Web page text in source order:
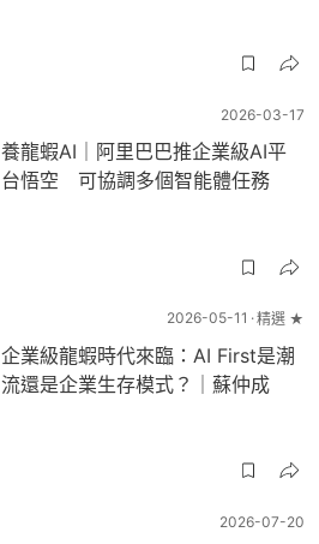
2026-03-17
養龍蝦AI｜阿里巴巴推企業級AI平
台悟空 可協調多個智能體任務
2026-05-11 精選 ★
企業級龍蝦時代來臨：AI First是潮
流還是企業生存模式？｜蘇仲成
2026-07-20